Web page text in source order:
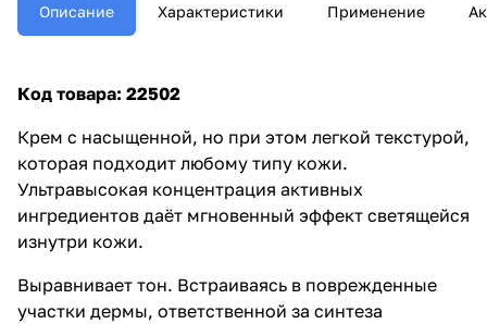
Описание Характеристики Применение
Код товара: 22502
Крем с насыщенной, но при этом легкой текстурой,
которая подходит любому типу кожи.
Ультравысокая концентрация активных
ингредиентов даёт мгновенный эффект светящейся
изнутри кожи.
Выравнивает тон. Встраиваясь в поврежденные
участки дермы, ответственной за синтеза